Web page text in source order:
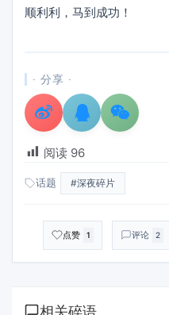
顺利利，马到成功！
· 分享 ·
阅读 96
话题 #深夜碎片
点赞 1 评论 2
相关碎语